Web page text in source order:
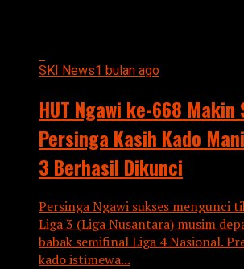
SKI News1 bulan ago
HUT Ngawi ke-668 Makin
Persinga Kasih Kado
3 Berhasil Dikunci
Persinga Ngawi sukses mengunci
Liga 3 (Liga Nusantara) musim
babak semifinal Liga 4 Nasional.
kado istimewa...